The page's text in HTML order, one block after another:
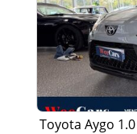
Toyota Aygo 1.0